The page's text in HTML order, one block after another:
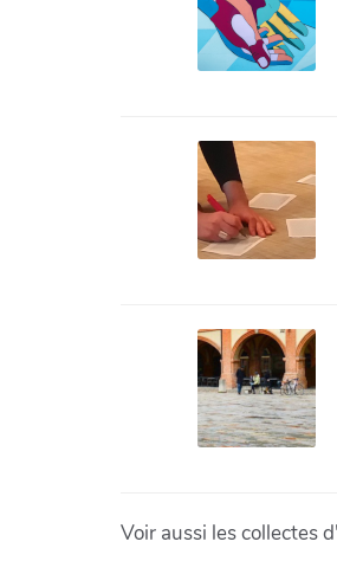
Voir aussi les collectes